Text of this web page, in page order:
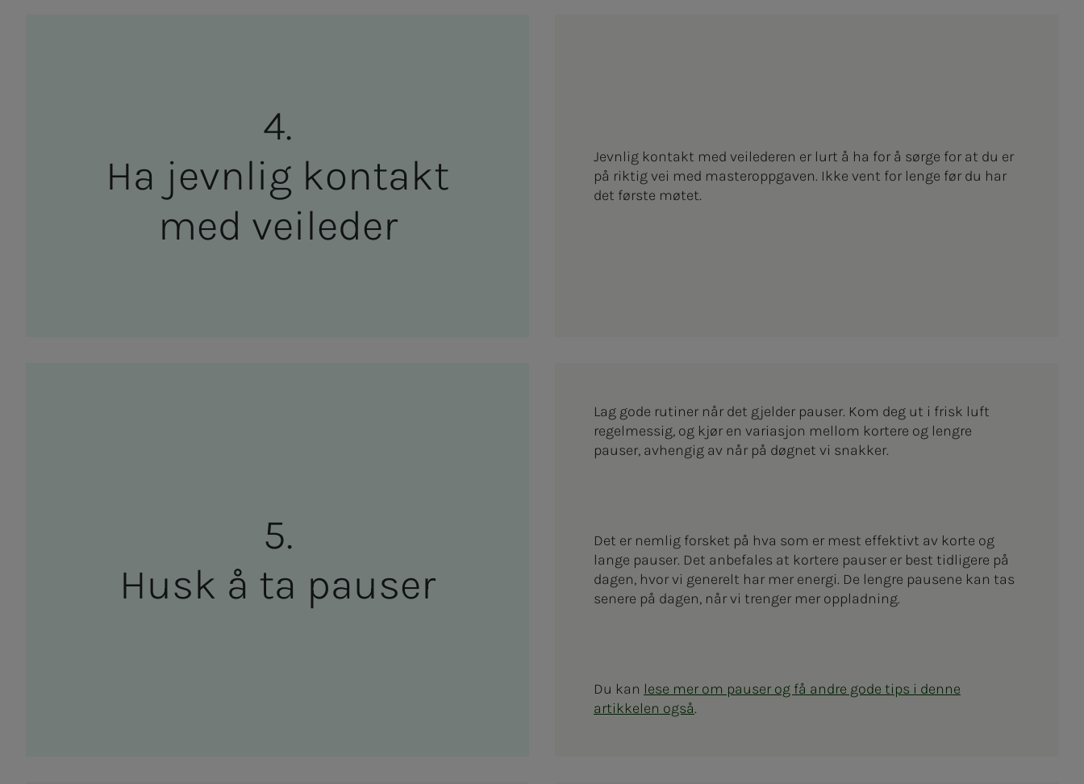
Ha je­v­n­­­lig kon­takt
med vei­­­le­­­der
Jevnlig kontakt med veilederen er lurt å ha for å sørge for at du er
på riktig vei med masteroppgaven. Ikke vent for lenge før du har
det første møtet.
Husk å ta pau­­­ser
Lag gode rutiner når det gjelder pauser. Kom deg ut i frisk luft
regelmessig, og kjør en variasjon mellom kortere og lengre
pauser, avhengig av når på døgnet vi snakker.
Det er nemlig forsket på hva som er mest effektivt av korte og
lange pauser. Det anbefales at kortere pauser er best tidligere på
dagen, hvor vi generelt har mer energi. De lengre pausene kan tas
senere på dagen, når vi trenger mer oppladning.
Du kan lese mer om pauser og få andre gode tips i denne
artikkelen også.